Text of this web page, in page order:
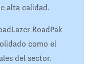
alta calidad.
RoadPak
como el
del sector.